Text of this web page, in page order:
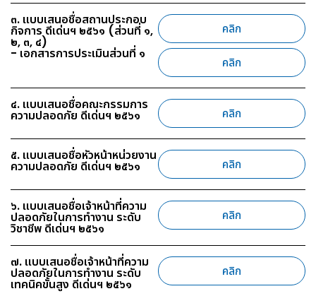
๓. แบบเสนอชื่อสถานประกอบ
กิจการ ดีเด่นฯ ๒๕๖๑ (ส่วนที่ ๑,
๒, ๓, ๔)
คลิก
- เอกสารการประเมินส่วนที่ ๑
คลิก
๔. แบบเสนอชื่อคณะกรรมการ
ความปลอดภัย ดีเด่นฯ ๒๕๖๑ คลิก
๕. แบบเสนอชื่อหัวหน้าหน่วยงาน
ความปลอดภัย ดีเด่นฯ ๒๕๖๑ คลิก
๖. แบบเสนอชื่อเจ้าหน้าที่ความ
ปลอดภัยในการทำงาน ระดับ
วิชาชีพ ดีเด่นฯ ๒๕๖๑
คลิก
๗. แบบเสนอชื่อเจ้าหน้าที่ความ
ปลอดภัยในการทำงาน ระดับ
เทคนิคขั้นสูง ดีเด่นฯ ๒๕๖๑
คลิก